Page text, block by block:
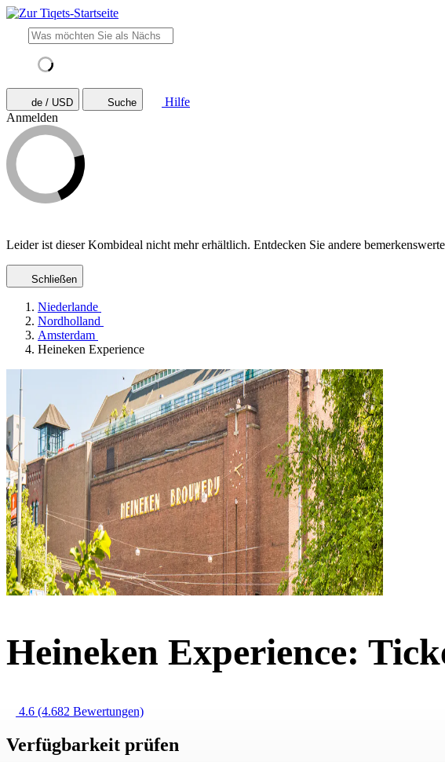
de / USD Suche
Hilfe
Anmelden
Leider ist dieser Kombideal nicht mehr erhältlich. Entdecken Sie andere
Schließen
Niederlande
Nordholland
Amsterdam
Heineken Experience
Heineken Experience:
4.6 (4.682 Bewertungen)
Verfügbarkeit prüfen